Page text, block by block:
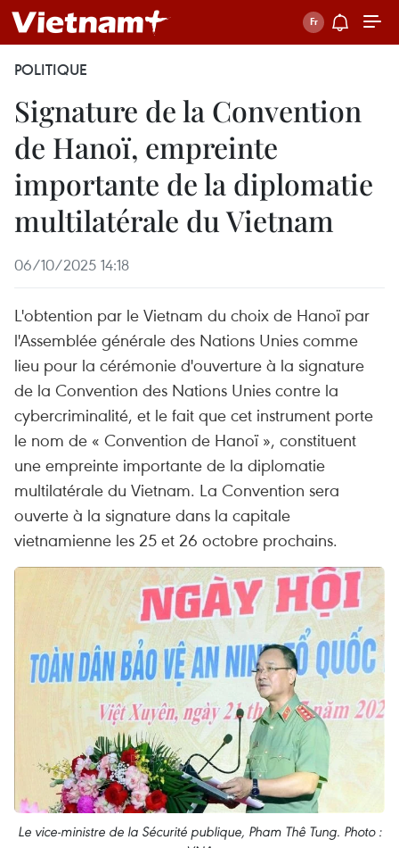
POLITIQUE
Signature de la Convention
de Hanoï, empreinte
importante de la diplomatie
multilatérale du Vietnam
06/10/2025 14:18
L'obtention par le Vietnam du choix de Hanoï par
l'Assemblée générale des Nations Unies comme
lieu pour la cérémonie d'ouverture à la signature
de la Convention des Nations Unies contre la
cybercriminalité, et le fait que cet instrument porte
le nom de « Convention de Hanoï », constituent
une empreinte importante de la diplomatie
multilatérale du Vietnam. La Convention sera
ouverte à la signature dans la capitale
vietnamienne les 25 et 26 octobre prochains.
Le vice-ministre de la Sécurité publique, Pham Thê Tung. Photo :